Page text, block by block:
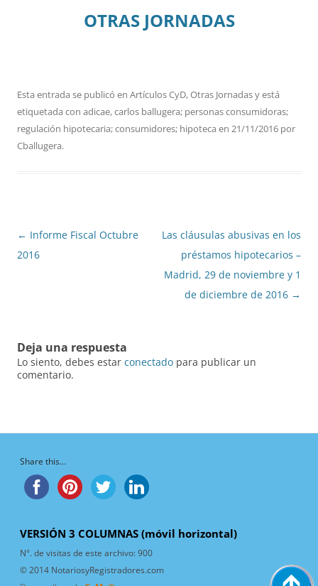
OTRAS JORNADAS
Esta entrada se publicó en Artículos CyD,Otras Jornadasy está
etiquetada con adicae,carlos ballugera; personas consumidoras;
regulación hipotecaria; consumidores; hipoteca en 21/11/2016 por
Cballugera.
Navegación
de
← Informe Fiscal Octubre
2016
Las cláusulas abusivas en los
préstamos hipotecarios –
Madrid, 29 de noviembre y 1
de diciembre de 2016 →
Deja una respuesta
Lo siento, debes estar conectado para publicar un
comentario.
Share this...
VERSIÓN 3 COLUMNAS (móvil horizontal)
N°. de visitas de este archivo:900
© 2014 NotariosyRegistradores.com